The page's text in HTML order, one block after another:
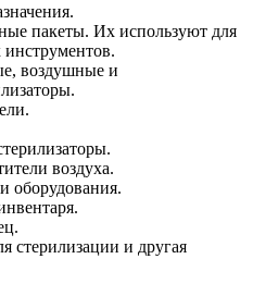
пакеты. Их используют для
воздушные и
воздуха.
оборудования.
стерилизации и другая